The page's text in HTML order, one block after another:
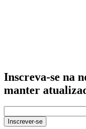
Inscreva-se na
manter
Inscrever-se